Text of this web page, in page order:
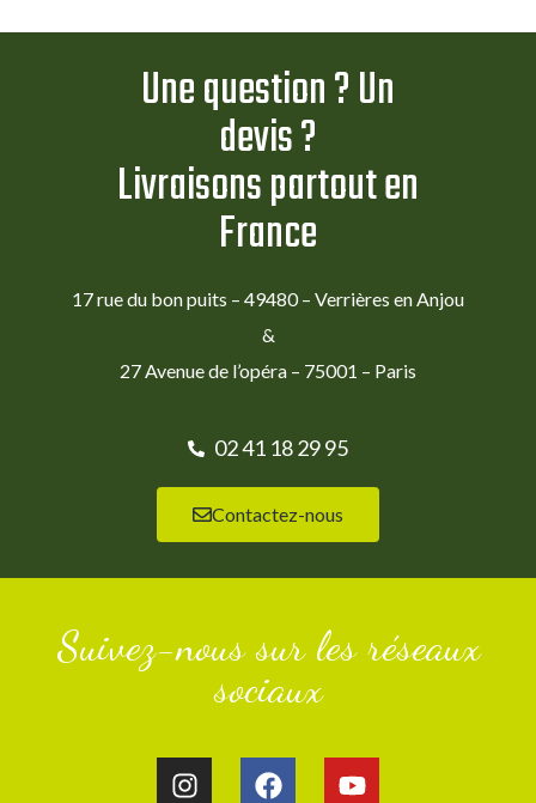
Une question ? Un
devis ?
Livraisons partout en
France
17 rue du bon puits – 49480 – Verrières en Anjou
&
27 Avenue de l’opéra – 75001 – Paris
02 41 18 29 95
Contactez-nous
Suivez-nous sur les réseaux
sociaux